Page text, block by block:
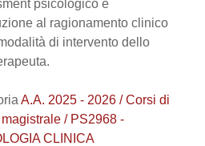
psicologico e
al ragionamento clinico
di intervento dello
A.A. 2025 - 2026 / Corsi di
magistrale / PS2968 -
CLINICA